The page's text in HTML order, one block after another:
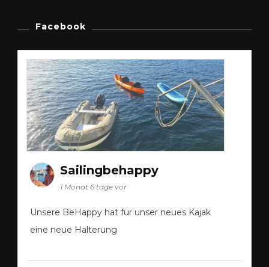
Facebook
Sailingbehappy
1 Monat 6 tage vor
Unsere BeHappy hat für unser neues Kajak
eine neue Halterung